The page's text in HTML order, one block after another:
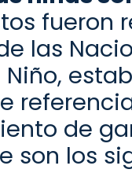
fueron
las N
Niño,
de
son los